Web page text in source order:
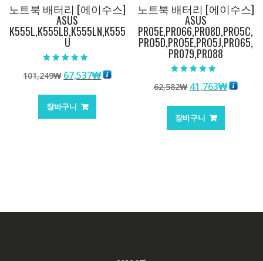
노트북 배터리 [에이수스]
ASUS
K555L,K555LB,K555LN,K555
U
5.00
로 평가됨
101,249₩ 원
가
격:
67,537₩현
장바구니
노트북 배터리 [에이수스]
ASUS
PR05E,PR066,PR08D,PRO5C,
PRO5D,PRO5E,PRO5J,PRO65,
PR079,PR088
5.00
로 평가됨
62,582₩ 원
가
격:
41,763₩현
장바구니